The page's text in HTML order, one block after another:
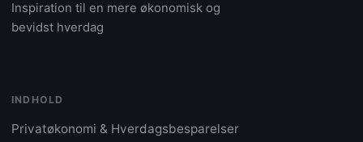
Inspiration til en mere økonomisk og
bevidst hverdag
INDHOLD
Privatøkonomi & Hverdagsbesparelser